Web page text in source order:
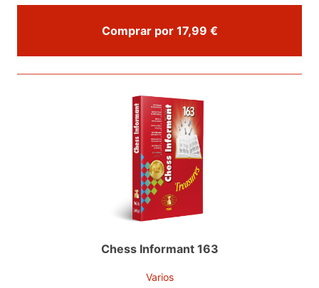
Comprar por 17,99 €
Chess Informant 163
Varios